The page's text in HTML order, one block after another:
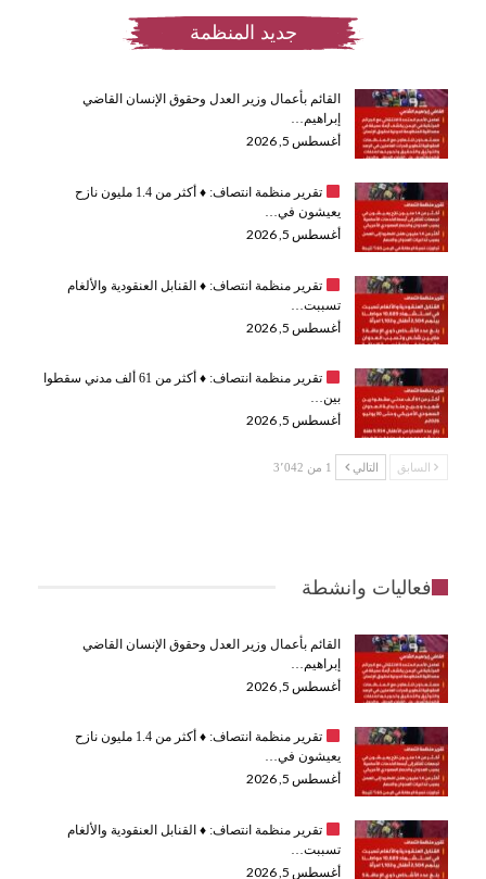
جديد المنظمة
القائم بأعمال وزير العدل وحقوق الإنسان القاضي
إبراهيم…
أغسطس 5, 2026
تقرير منظمة انتصاف: ♦️
أكثر من 1.4 مليون نازح
يعيشون في…
أغسطس 5, 2026
تقرير منظمة انتصاف: ♦️القنابل العنقودية والألغام
تسببت…
أغسطس 5, 2026
تقرير منظمة انتصاف: ♦️
أكثر من 61 ألف مدني سقطوا
بين…
أغسطس 5, 2026
السابق التالي 1 من 3٬042
فعاليات وانشطة
القائم بأعمال وزير العدل وحقوق الإنسان القاضي
إبراهيم…
أغسطس 5, 2026
تقرير منظمة انتصاف: ♦️
أكثر من 1.4 مليون نازح
يعيشون في…
أغسطس 5, 2026
تقرير منظمة انتصاف: ♦️القنابل العنقودية والألغام
تسببت…
أغسطس 5, 2026